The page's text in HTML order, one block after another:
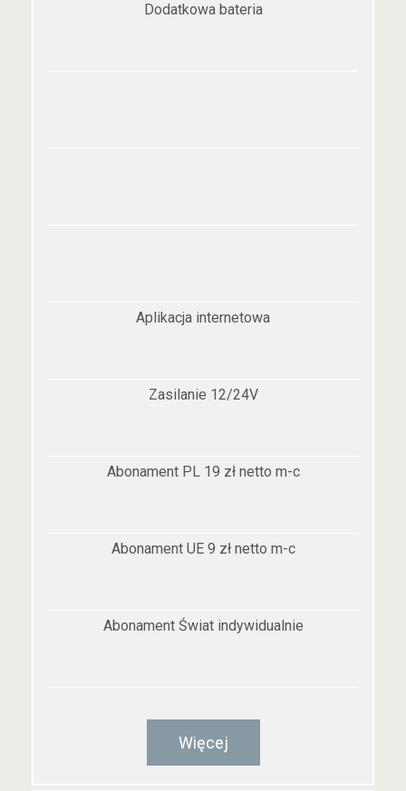
Dodatkowa bateria
Aplikacja internetowa
Zasilanie 12/24V
Abonament PL 19 zł netto m-c
Abonament UE 9 zł netto m-c
Abonament Świat indywidualnie
Więcej